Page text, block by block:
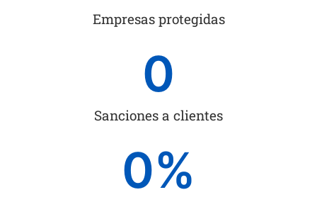
Empresas protegidas
Sanciones a clientes
0
0%